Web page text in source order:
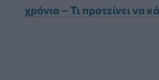
χρόνια – Τι προτείνει να